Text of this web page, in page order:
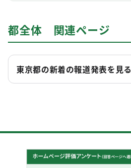
都全体 関連ページ
東京都の新着の報道発表を見る